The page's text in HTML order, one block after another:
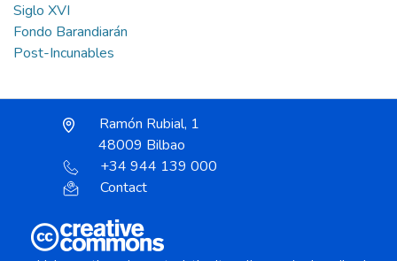
Siglo XVI
Fondo Barandiarán
Post-Incunables
Ramón Rubial, 1
48009 Bilbao
+34 944 139 000
Contact